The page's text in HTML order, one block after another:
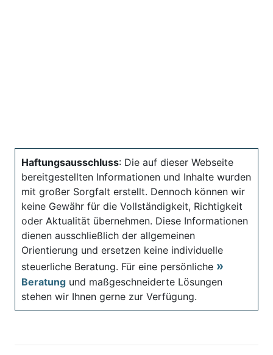
Haftungsausschluss: Die auf dieser Webseite
bereitgestellten Informationen und Inhalte wurden
mit großer Sorgfalt erstellt. Dennoch können wir
keine Gewähr für die Vollständigkeit, Richtigkeit
oder Aktualität übernehmen. Diese Informationen
dienen ausschließlich der allgemeinen
Orientierung und ersetzen keine individuelle
steuerliche Beratung. Für eine persönliche
Beratung und maßgeschneiderte Lösungen
stehen wir Ihnen gerne zur Verfügung.